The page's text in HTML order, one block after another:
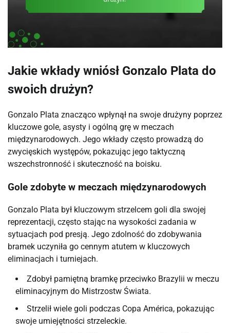
Jakie wkłady wniósł Gonzalo Plata do
swoich drużyn?
Gonzalo Plata znacząco wpłynął na swoje drużyny poprzez
kluczowe gole, asysty i ogólną grę w meczach
międzynarodowych. Jego wkłady często prowadzą do
zwycięskich występów, pokazując jego taktyczną
wszechstronność i skuteczność na boisku.
Gole zdobyte w meczach międzynarodowych
Gonzalo Plata był kluczowym strzelcem goli dla swojej
reprezentacji, często stając na wysokości zadania w
sytuacjach pod presją. Jego zdolność do zdobywania
bramek uczyniła go cennym atutem w kluczowych
eliminacjach i turniejach.
Zdobył pamiętną bramkę przeciwko Brazylii w meczu
eliminacyjnym do Mistrzostw Świata.
Strzelił wiele goli podczas Copa América, pokazując
swoje umiejętności strzeleckie.